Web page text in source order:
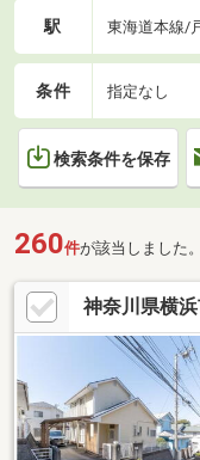
駅 東海道本線/
条件 指定なし
検索条件を保存
260件が該当しました。
神奈川県横